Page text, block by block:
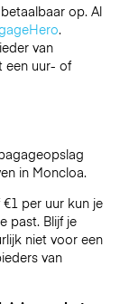
op. Al
.
van
een uur- of
in Moncloa.
per uur kun je
past. Blijf je
niet voor een
van